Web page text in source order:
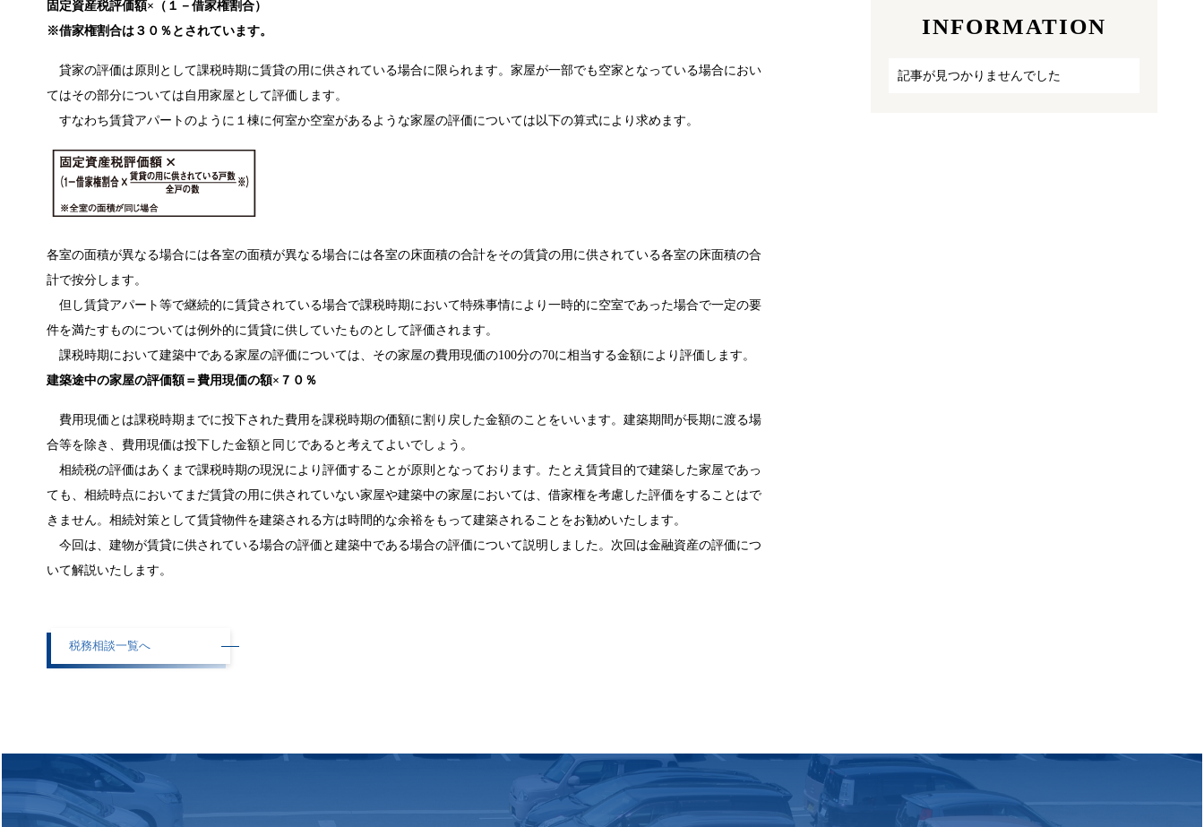
固定資産税評価額×（１－借家権割合）
※借家権割合は３０％とされています。
貸家の評価は原則として課税時期に賃貸の用に供されている場合に限られます。家屋が一部でも空家となっている場合におい
てはその部分については自用家屋として評価します。
すなわち賃貸アパートのように１棟に何室か空室があるような家屋の評価については以下の算式により求めます。
各室の面積が異なる場合には各室の面積が異なる場合には各室の床面積の合計をその賃貸の用に供されている各室の床面積の合
計で按分します。
但し賃貸アパート等で継続的に賃貸されている場合で課税時期において特殊事情により一時的に空室であった場合で一定の要
件を満たすものについては例外的に賃貸に供していたものとして評価されます。
課税時期において建築中である家屋の評価については、その家屋の費用現価の100分の70に相当する金額により評価します。
建築途中の家屋の評価額＝費用現価の額×７０％
費用現価とは課税時期までに投下された費用を課税時期の価額に割り戻した金額のことをいいます。建築期間が長期に渡る場
合等を除き、費用現価は投下した金額と同じであると考えてよいでしょう。
相続税の評価はあくまで課税時期の現況により評価することが原則となっております。たとえ賃貸目的で建築した家屋であっ
ても、相続時点においてまだ賃貸の用に供されていない家屋や建築中の家屋においては、借家権を考慮した評価をすることはで
きません。相続対策として賃貸物件を建築される方は時間的な余裕をもって建築されることをお勧めいたします。
今回は、建物が賃貸に供されている場合の評価と建築中である場合の評価について説明しました。次回は金融資産の評価につ
いて解説いたします。
税務相談一覧へ
INFORMATION
記事が見つかりませんでした